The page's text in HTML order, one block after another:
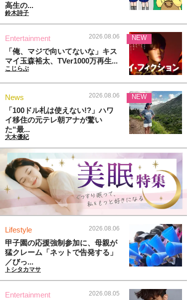
高生の...
鈴木詩子
Entertainment 2026.08.06
「俺、マジで向いてないな」キス
マイ玉森裕太、TVer1000万再生...
こじらぶ
NEW
News 2026.08.06
「100ドル札は使えない!?」ハワ
イ移住の元テレ朝アナが驚い
た“最...
大木優紀
NEW
Lifestyle 2026.08.06
甲子園の応援強制参加に、母親が
猛クレーム「ネットで告発する」
／びっ...
トシタカマサ
Entertainment 2026.08.05